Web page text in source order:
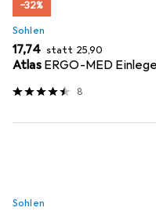
−32%
Sohlen
EUR
17,74 statt EUR
25,90
Atlas ERGO-MED
8
Sohlen